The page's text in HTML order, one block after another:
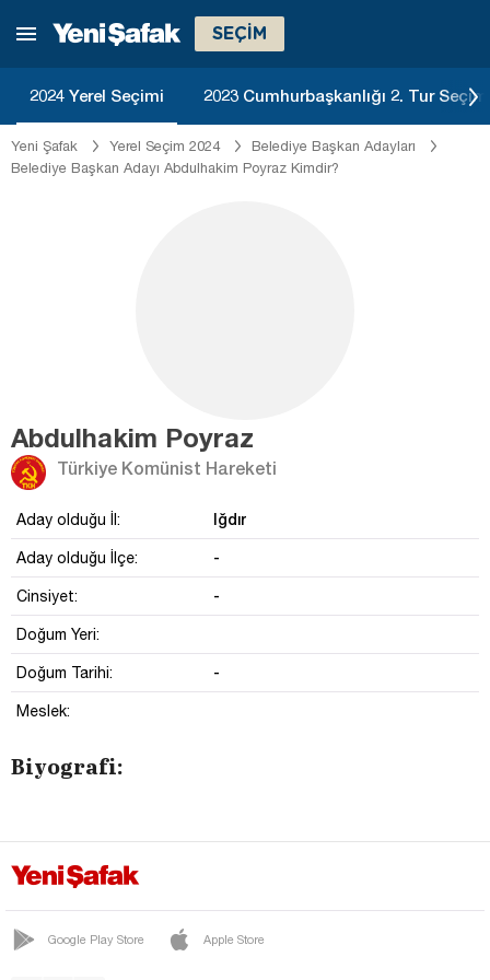
SEÇİM
2024 Yerel Seçimi 2023 Cumhurbaşkanlığı 2. Tur
Yeni Şafak Yerel Seçim 2024
Belediye Başkan Adayları
Belediye Başkan Adayı Abdulhakim Poyraz Kimdir?
Abdulhakim Poyraz
Türkiye Komünist Hareketi
Aday olduğu İl: Iğdır
Aday olduğu İlçe: -
Cinsiyet: -
Doğum Yeri:
Doğum Tarihi: -
Meslek:
Biyografi:
Google Play Store Apple Store